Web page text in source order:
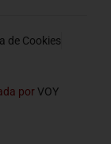
de Cookies
porVOY